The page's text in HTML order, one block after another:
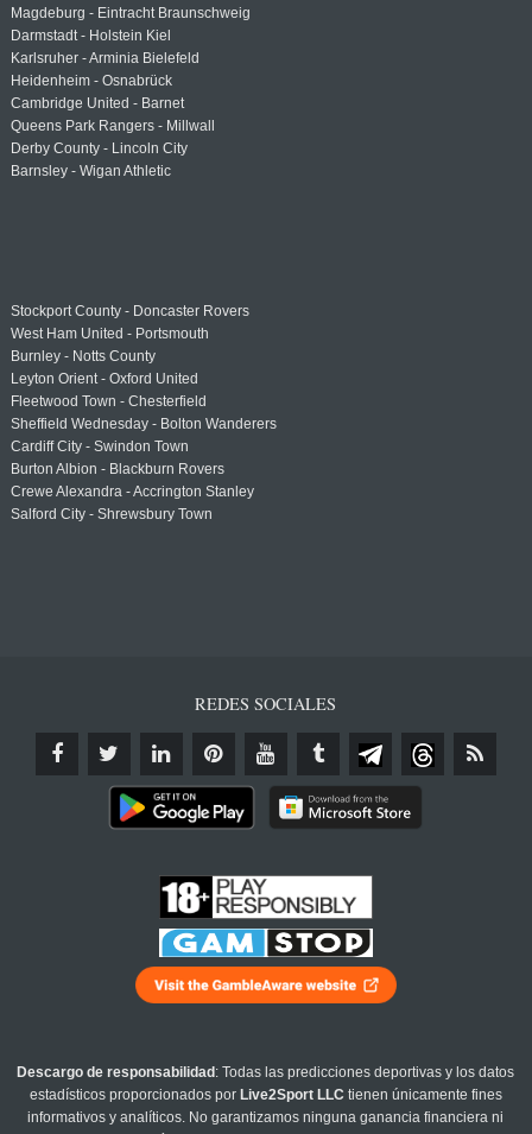
Magdeburg - Eintracht Braunschweig
Darmstadt - Holstein Kiel
Karlsruher - Arminia Bielefeld
Heidenheim - Osnabrück
Cambridge United - Barnet
Queens Park Rangers - Millwall
Derby County - Lincoln City
Barnsley - Wigan Athletic
Stockport County - Doncaster Rovers
West Ham United - Portsmouth
Burnley - Notts County
Leyton Orient - Oxford United
Fleetwood Town - Chesterfield
Sheffield Wednesday - Bolton Wanderers
Cardiff City - Swindon Town
Burton Albion - Blackburn Rovers
Crewe Alexandra - Accrington Stanley
Salford City - Shrewsbury Town
REDES SOCIALES
Descargo de responsabilidad : Todas las predicciones deportivas y los datos
estadísticos proporcionados por Live2Sport LLC tienen únicamente fines
informativos y analíticos. No garantizamos ninguna ganancia financiera ni